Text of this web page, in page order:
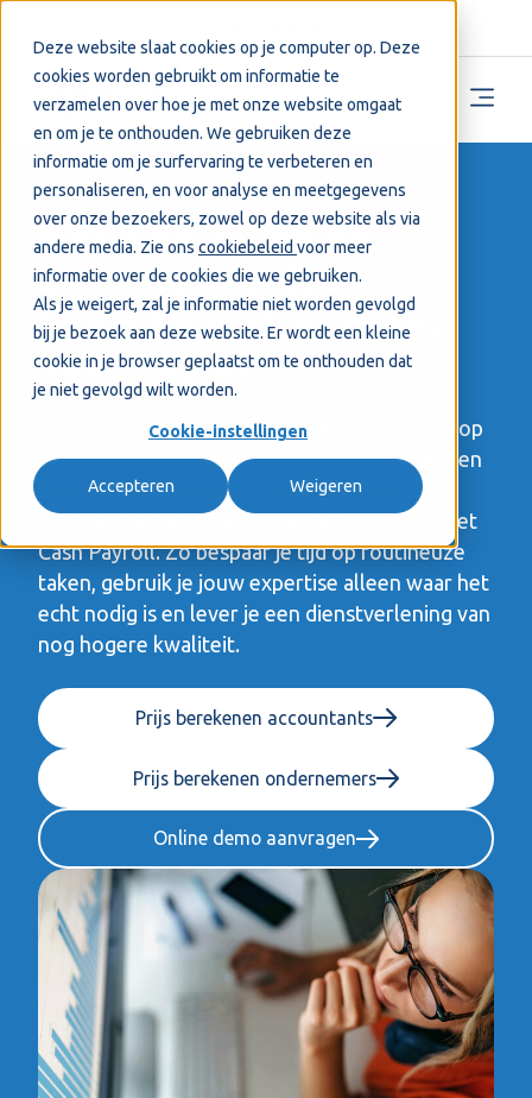
Deze website slaat cookies op je computer op. Deze
cookies worden gebruikt om informatie te
verzamelen over hoe je met onze website omgaat
en om je te onthouden. We gebruiken deze
informatie om je surfervaring te verbeteren en
personaliseren, en voor analyse en meetgegevens
over onze bezoekers, zowel op deze website als via
andere media. Zie ons cookiebeleid voor meer
informatie over de cookies die we gebruiken.
Als je weigert, zal je informatie niet worden gevolgd
bij je bezoek aan deze website. Er wordt een kleine
cookie in je browser geplaatst om te onthouden dat
je niet gevolgd wilt worden.
Cookie-instellingen
Accepteren Weigeren
Neem de volledige
controle over jouw
loonadministratie met
Cash Payroll
Of je nou honderd medewerkers hebt, of ze op
één hand kunt tellen, de salarisadministratie en
loonaangifte moeten in orde zijn. Daarom
verlopen de salarisprocessen automatisch met
Cash Payroll. Zo bespaar je tijd op routineuze
taken, gebruik je jouw expertise alleen waar het
echt nodig is en lever je een dienstverlening van
nog hogere kwaliteit.
Prijs berekenen accountants
Prijs berekenen ondernemers
Online demo aanvragen